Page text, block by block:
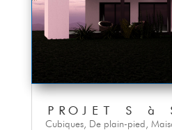
PROJET S à
Cubiques, De plain-pied